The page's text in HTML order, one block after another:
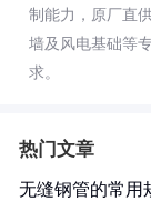
制能力，原厂直
墙及风电基础等
求。
热门文章
无缝钢管的常用